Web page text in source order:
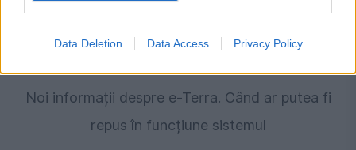
Data Deletion Data Access Privacy Policy
Noi informații despre e-Terra. Când ar putea fi
repus în funcțiune sistemul